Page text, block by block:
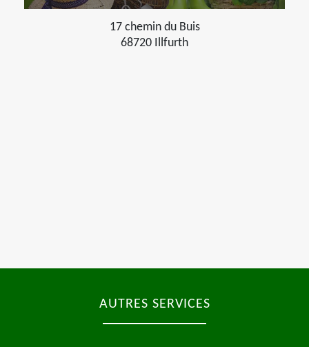
17 chemin du Buis
68720 Illfurth
AUTRES SERVICES